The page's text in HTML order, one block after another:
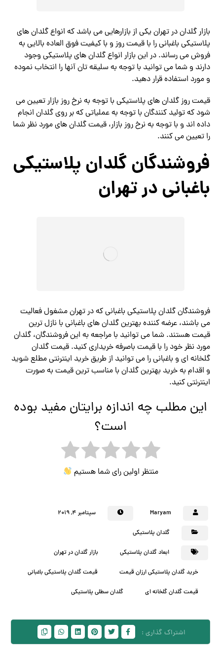
بازار گلدان در تهران یکی از بازارهایی می باشد که انواع گلدان های
پلاستیکی باغبانی را با قیمت روز و با کیفیت فوق العاده بالایی به
فروش می رساند. در این بازار انواع گلدان های پلاستیکی وجود
دارند و شما می توانید با توجه به سلیقه تان آنها را انتخاب نموده
و مورد استفاده قرار دهید.
قیمت روز گلدان های پلاستیکی با توجه به نرخ روز بازار تعیین می
شود که تولید کنندگان با توجه به عملیاتی که بر روی گلدان انجام
داده اند و با توجه به نرخ روز بازار، قیمت گلدان های مورد نظر شما
را تعیین می کنند.
فروشندگان گلدان پلاستیکی
باغبانی در تهران
فروشندگان گلدان پلاستیکی باغبانی که در تهران مشغول فعالیت
می باشند، عرضه کننده بهترین گلدان های باغبانی با نازل ترین
قیمت هستند. شما می توانید با مراجعه به این فروشندگان، گلدان
مورد نظر خود را با قیمت باصرفه خریداری کنید. قیمت گلدان
گلخانه ای و باغبانی را می توانید از طریق خرید اینترنتی مطلع شوید
و اقدام به خرید بهترین گلدان با مناسب ترین قیمت به صورت
اینترنتی کنید.
این مطلب چه اندازه برایتان مفید بوده
است؟
منتظر اولین رای شما هستیم
Maryam سپتامبر ۴, ۲۰۱۹
گلدان پلاستیکی
ابعاد گلدان پلاستیکی بازار گلدان در تهران
خرید گلدان پلاستیکی ارزان قیمت قیمت گلدان پلاستیکی باغبانی
قیمت گلدان گلخانه ای گلدان سطلی پلاستیکی